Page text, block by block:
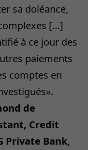
sa doléance,
[…]
à ce jour des
paiements
comptes en
de
Credit
Private Bank,